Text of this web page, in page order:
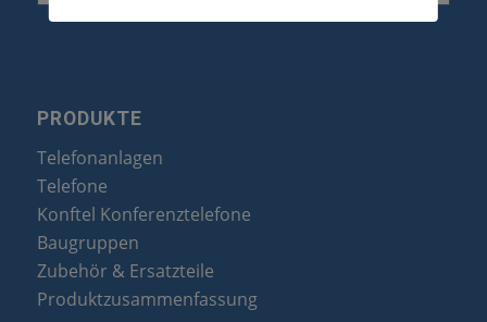
PRODUKTE
Telefonanlagen
Telefone
Konftel Konferenztelefone
Baugruppen
Zubehör & Ersatzteile
Produktzusammenfassung